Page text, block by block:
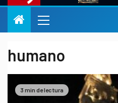
humano
3 min de lectura